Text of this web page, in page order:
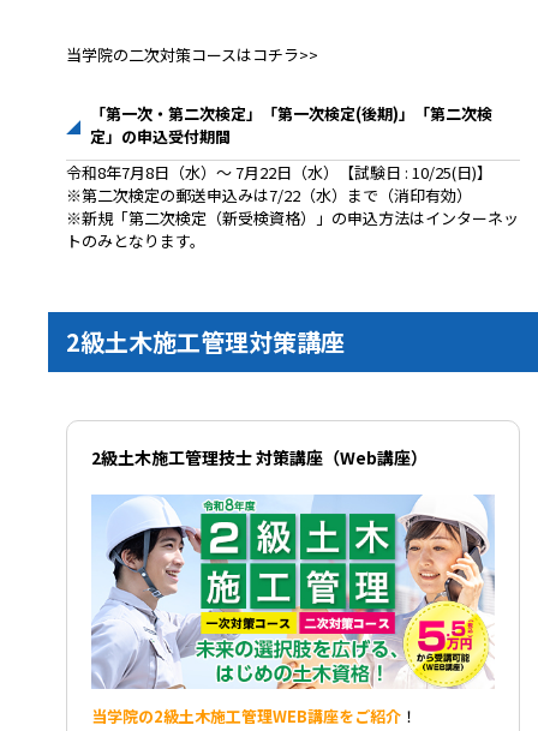
当学院の二次対策コースはコチラ>>
「第⼀次・第二次検定」「第⼀次検定(後期)」「第二次検
定」の申込受付期間
令和8年7月8日（水）〜 7月22日（水）【試験日 : 10/25(日)】
※第二次検定の郵送申込みは7/22（水）まで（消印有効）
※新規「第二次検定（新受検資格）」の申込方法はインターネッ
トのみとなります。
2級土木施工管理対策講座
2級土木施工管理技士 対策講座（Web講座）
当学院の2級土木施工管理WEB講座をご紹介 ！